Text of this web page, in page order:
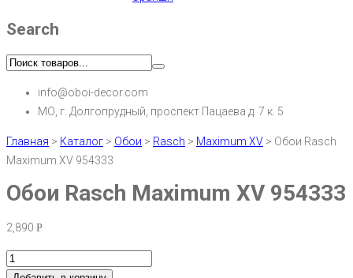
Search
info@oboi-decor.com
МО, г. Долгопрудный, проспект Пацаева д. 7 к. 5
Главная > Каталог > Обои > Rasch > Maximum XV > Обои Rasch
Maximum XV 954333
Обои Rasch Maximum XV 954333
2,890 Р